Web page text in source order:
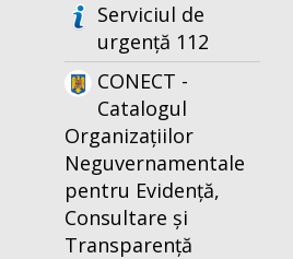
Serviciul de
urgență 112
CONECT -
Catalogul
Organizațiilor
Neguvernamentale
pentru Evidență,
Consultare și
Transparență